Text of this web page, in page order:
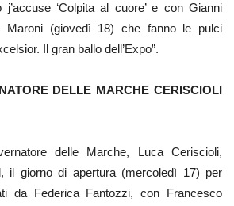
‘Colpita al cuore’ e con Gianni
Maroni (giovedì 18) che fanno le pulci
Il gran ballo dell’Expo”.
DELLE MARCHE CERISCIOLI
delle Marche, Luca Ceriscioli,
il giorno di apertura (mercoledì 17) per
da Federica Fantozzi, con Francesco